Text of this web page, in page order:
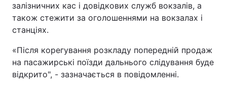
залізничних кас і довідкових служб вокзалів, а
також стежити за оголошеннями на вокзалах і
станціях.
«Після корегування розкладу попередній продаж
на пасажирські поїзди дальнього слідування буде
відкрито", - зазначається в повідомленні.